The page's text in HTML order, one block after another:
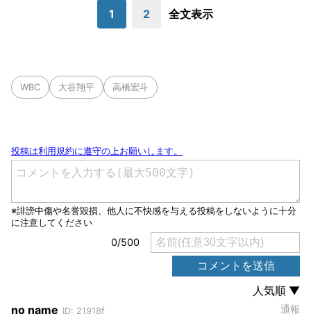
1 2 全文表示
WBC 大谷翔平 高橋宏斗